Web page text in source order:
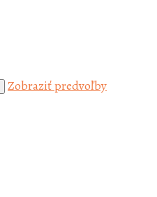
Zobraziť predvoľby